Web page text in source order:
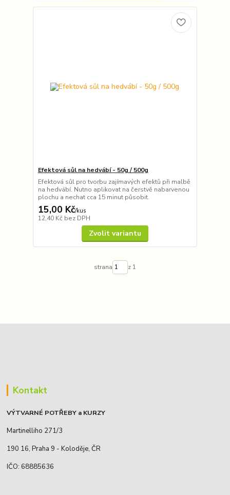
Efektová sůl na hedvábí - 50g / 500g
Efektová sůl pro tvorbu zajímavých efektů při malbě
na hedvábí. Nutno aplikovat na čerstvě nabarvenou
plochu a nechat cca 15 minut působit.
15,00 Kč/kus
12,40 Kč bez DPH
Zvolit variantu
strana z 1
Kontakt
VÝTVARNÉ POTŘEBY a KURZY
Martinelliho 271/3
190 16, Praha 9 - Koloděje, ČR
IČO: 68885636